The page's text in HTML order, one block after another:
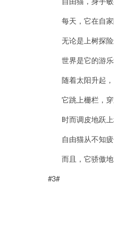
每天，它在自家
无论是上树探险
世界是它的游乐
随着太阳升起，
它跳上栅栏，穿
时而调皮地跃上
自由猫从不知疲
而且，它骄傲地
#3#